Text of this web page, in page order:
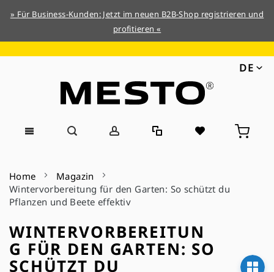
» Für Business-Kunden: Jetzt im neuen B2B-Shop registrieren und
profitieren «
DE
Inhalt
Home
Magazin
Wintervorbereitung für den Garten: So schützt du
Pflanzen und Beete effektiv
WINTERVORBEREITUN
G FÜR DEN GARTEN: SO
SCHÜTZT DU